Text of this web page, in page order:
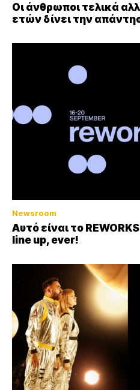
Οι άνθρωποι τελικά
ετών δίνει την
Newsroom
Αυτό είναι το
line up, ever!